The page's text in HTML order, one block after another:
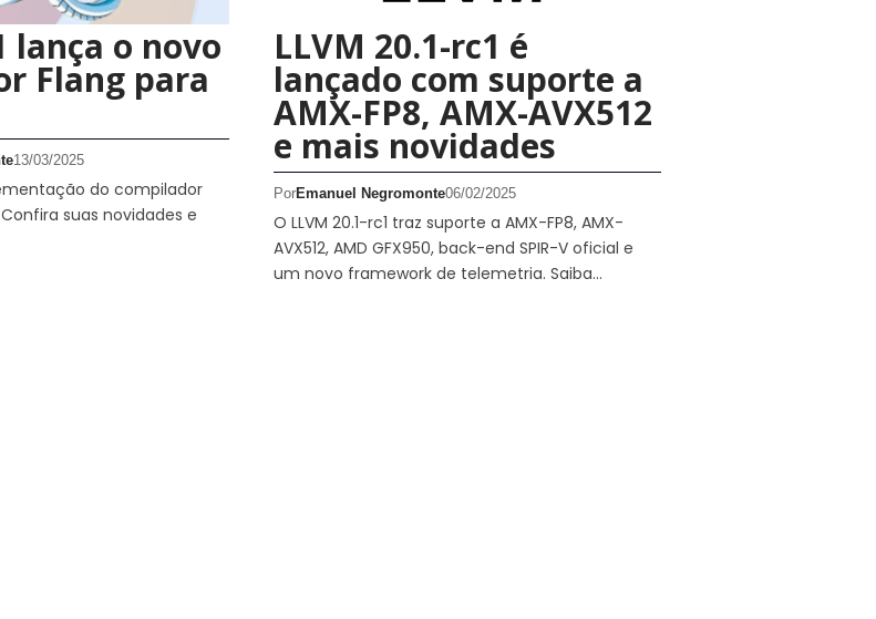
lança o novo
Flang para
13/03/2025
do compilador
Confira suas novidades e
LLVM 20.1-rc1 é
lançado com suporte a
AMX-FP8, AMX-AVX512
e mais novidades
PorEmanuel Negromonte06/02/2025
O LLVM 20.1-rc1 traz suporte a AMX-FP8, AMX-
AVX512, AMD GFX950, back-end SPIR-V oficial e
um novo framework de telemetria. Saiba…